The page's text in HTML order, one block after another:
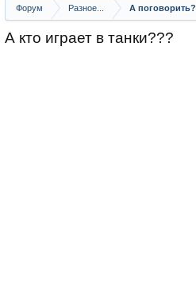
Форум Разное... А поговорить?
А кто играет в танки???